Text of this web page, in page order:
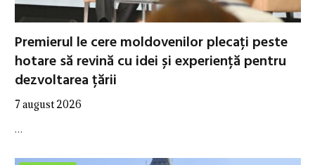
Premierul le cere moldovenilor plecați peste
hotare să revină cu idei și experiență pentru
dezvoltarea țării
7 august 2026
…